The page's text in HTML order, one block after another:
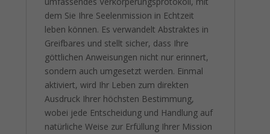
dem Sie Ihre Seelenmission in Echtzeit
leben können. Es verwandelt Abstraktes in
Greifbares und stellt sicher, dass Ihre
göttlichen Anweisungen nicht nur erinnert,
sondern auch umgesetzt werden. Einmal
aktiviert, wird Ihr Leben zum direkten
Ausdruck Ihrer höchsten Bestimmung,
wobei jede Entscheidung und Handlung auf
natürliche Weise zur Erfüllung Ihrer Mission